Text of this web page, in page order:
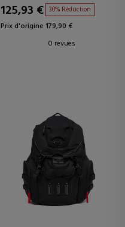
125,93 € 30% Réduction
Prix d'origine 179,90 €
0 revues